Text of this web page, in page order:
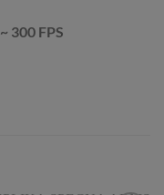
300 FPS